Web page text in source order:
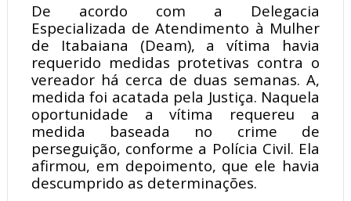
De acordo com a Delegacia
Especializada de Atendimento à Mulher
de Itabaiana (Deam), a vítima havia
requerido medidas protetivas contra o
vereador há cerca de duas semanas. A,
medida foi acatada pela Justiça. Naquela
oportunidade a vítima requereu a
medida baseada no crime de
perseguição, conforme a Polícia Civil. Ela
afirmou, em depoimento, que ele havia
descumprido as determinações.